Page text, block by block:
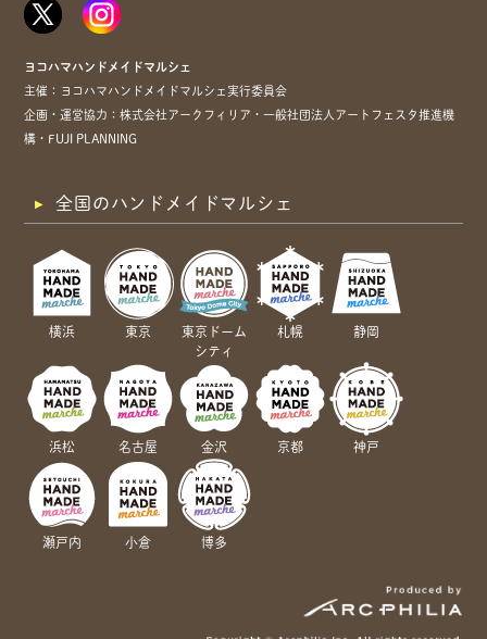
ヨコハマハンドメイドマルシェ
主催：ヨコハマハンドメイドマルシェ実行委員会
企画・運営協力：株式会社アークフィリア・一般社団法人アートフェスタ推進機
構・FUJI PLANNING
全国のハンドメイドマルシェ
横浜 東京
東京ドーム
シティ
札幌 静岡
浜松 名古屋 金沢 京都 神戸
瀬戸内 小倉 博多